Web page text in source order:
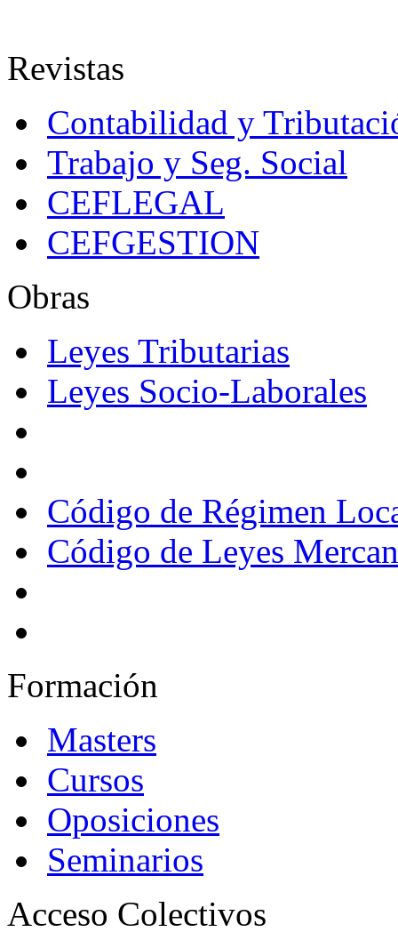
Revistas
Contabilidad y
Trabajo y Seg. Social
CEFLEGAL
CEFGESTION
Obras
Leyes Tributarias
Leyes Socio-Laborales
Código de Régimen
Código de Leyes
Formación
Masters
Cursos
Oposiciones
Seminarios
Acceso Colectivos